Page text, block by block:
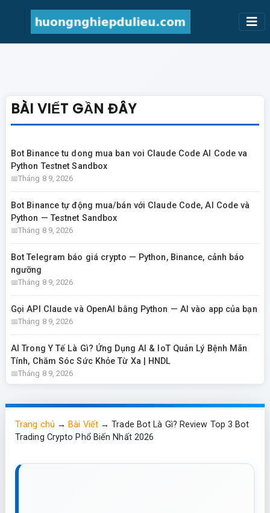
BÀI VIẾT GẦN ĐÂY
Bot Binance tu dong mua ban voi Claude Code AI Code va
Python Testnet Sandbox
Tháng 8 9, 2026
Bot Binance tự động mua/bán với Claude Code, AI Code và
Python — Testnet Sandbox
Tháng 8 9, 2026
Bot Telegram báo giá crypto — Python, Binance, cảnh báo
ngưỡng
Tháng 8 9, 2026
Gọi API Claude và OpenAI bằng Python — AI vào app của bạn
Tháng 8 9, 2026
AI Trong Y Tế Là Gì? Ứng Dụng AI & IoT Quản Lý Bệnh Mãn
Tính, Chăm Sóc Sức Khỏe Từ Xa | HNDL
Tháng 8 9, 2026
Trang chủ →Bài Viết→Trade Bot Là Gì? Review Top 3 Bot
Trading Crypto Phổ Biến Nhất 2026